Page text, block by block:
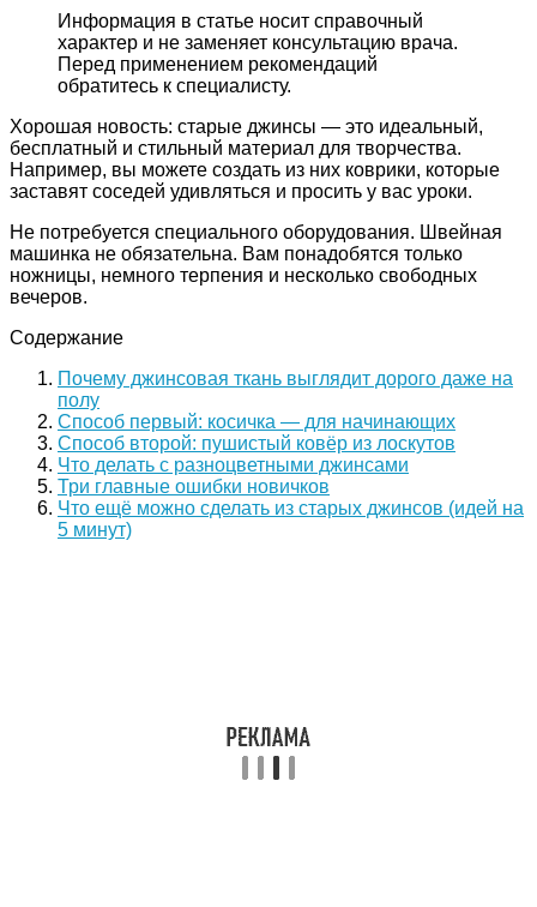
Информация в статье носит справочный
характер и не заменяет консультацию врача.
Перед применением рекомендаций
обратитесь к специалисту.
Хорошая новость: старые джинсы — это идеальный,
бесплатный и стильный материал для творчества.
Например, вы можете создать из них коврики, которые
заставят соседей удивляться и просить у вас уроки.
Не потребуется специального оборудования. Швейная
машинка не обязательна. Вам понадобятся только
ножницы, немного терпения и несколько свободных
вечеров.
Содержание
Почему джинсовая ткань выглядит дорого даже на
полу
Способ первый: косичка — для начинающих
Способ второй: пушистый ковёр из лоскутов
Что делать с разноцветными джинсами
Три главные ошибки новичков
Что ещё можно сделать из старых джинсов (идей на
5 минут)